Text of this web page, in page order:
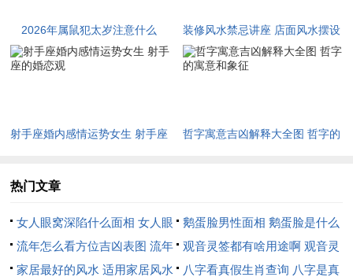
务。
财运的激流与蓄水池
财的角度看今年要保守，将高风险投资先放一放，求稳为主，但
安，才是真财富，随朋友投资，今年不可取。
那突然出现的借钱请求。要慎重，想守住钱财，就得学会记账，
可别小看零碎的开销，积少成多，就像流水相同，堵住小漏洞，
才能蓄满池，即便有大额消费计划，也请三思，踏实存钱，比什
2026年属鼠犯太岁注意什么
2026犯太岁的鼠需要注意什么
装修风水禁忌讲座 店面风水摆设
射手座婚内感情运势女生 射手座
哲字寓意吉凶解释大全图 哲字的
热门文章
女人眼窝深陷什么面相 女人眼
窝深陷是短命相吗
鹅蛋脸男性面相 鹅蛋脸是什么
脸型男性
流年怎么看方位吉凶表图 流年
位置怎么看
观音灵签都有啥用途啊 观音灵
签全部签签词
家居最好的风水 适用家居风水
八字看真假生肖查询 八字是真